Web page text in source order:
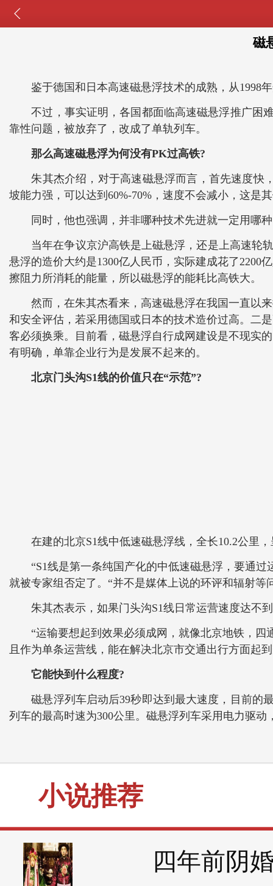
磁
鉴于德国和日本高速磁悬浮技术的成熟，从1998年
不过，事实证明，各国都面临高速磁悬浮推广困难
靠性问题，被放弃了，改成了单轨列车。
那么高速磁悬浮为何没有PK过高铁?
朱其杰介绍，对于高速磁悬浮而言，首先速度快，
坡能力强，可以达到60%-70%，速度不会减小，这是
同时，他也强调，并非哪种技术先进就一定用哪种
当年在争议京沪高铁是上磁悬浮，还是上高速轮轨
悬浮的造价大约是1300亿人民币，实际建成花了2200
擦阻力所消耗的能量，所以磁悬浮的能耗比高铁大。
然而，在朱其杰看来，高速磁悬浮在我国一直以来
和安全评估，若采用德国或日本的技术造价过高。二
客必须换乘。目前看，磁悬浮自行成网建设是不现实
有明确，单靠企业行为是发展不起来的。
北京门头沟S1线的价值只在“示范”?
在建的北京S1线中低速磁悬浮线，全长10.2公里，
“S1线是第一条纯国产化的中低速磁悬浮，要通过
就被专家组否定了。“并不是媒体上说的环评和辐射
朱其杰表示，如果门头沟S1线日常运营速度达不到
“运输要想起到效果必须成网，就像北京地铁，四
且作为单条运营线，能在解决北京市交通出行方面起
它能快到什么程度?
磁悬浮列车启动后39秒即达到最大速度，目前的最
列车的最高时速为300公里。磁悬浮列车采用电力驱动
小说推荐
四年前阴